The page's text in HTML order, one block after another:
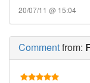
20/07/11 @ 15:04
Commentfrom: